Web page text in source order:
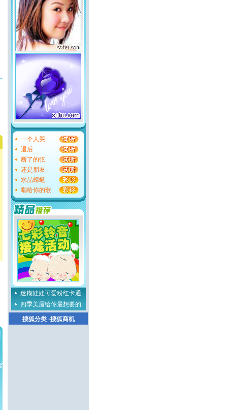
一个人哭
退后
断了的弦
还是朋友
水晶蜻蜓
唱给你的歌
迷糊娃娃可爱粉红卡通
四季美眉给你最想要的
搜狐分类·搜狐商机